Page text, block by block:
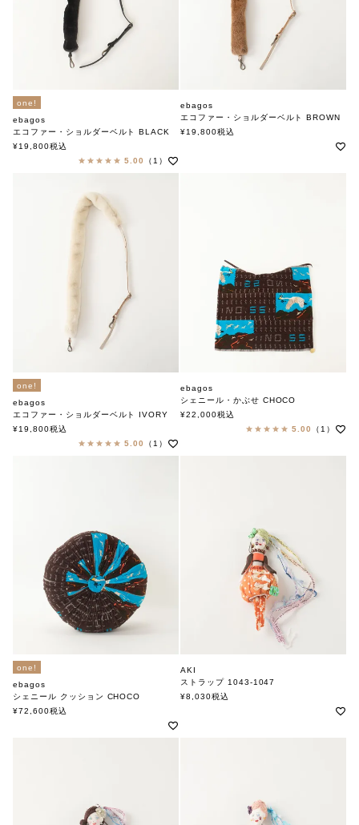
one!
ebagos
エコファー・ショルダーベルト BLACK
エバゴス
¥19,800税込
5.00
（1）
ebagos
エコファー・ショルダーベルト BROWN
エバゴス
¥19,800税込
one!
ebagos
エコファー・ショルダーベルト IVORY
エバゴス
¥19,800税込
5.00
（1）
ebagos
シェニール・かぶせ CHOCO
エバゴス
¥22,000税込
5.00
（1）
one!
ebagos
シェニール クッション CHOCO
エバゴス
¥72,600税込
AKI
ストラップ 1043-1047
アキ
¥8,030税込